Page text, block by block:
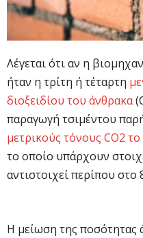
Λέγεται ότι αν η
ήταν η τρίτη ή τέταρτη
διοξειδίου του άνθρακα
παραγωγή τσιμέντου
μετρικούς τόνους CO2
το οποίο υπάρχουν
αντιστοιχεί περίπου
Η μείωση της ποσότητας